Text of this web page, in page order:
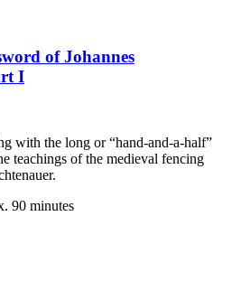
of Johannes
I
with the long or “hand-and-a-half”
teachings of the medieval fencing
90 minutes